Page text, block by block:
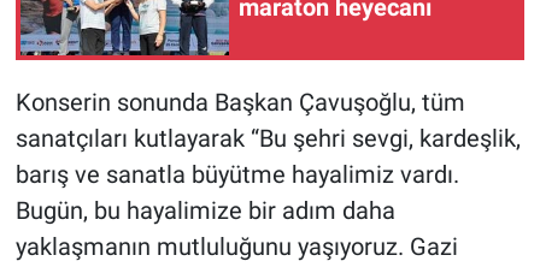
maraton heyecanı
Konserin sonunda Başkan Çavuşoğlu, tüm
sanatçıları kutlayarak “Bu şehri sevgi, kardeşlik,
barış ve sanatla büyütme hayalimiz vardı.
Bugün, bu hayalimize bir adım daha
yaklaşmanın mutluluğunu yaşıyoruz. Gazi